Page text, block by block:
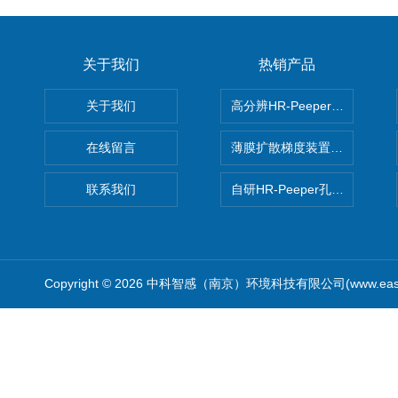
关于我们
关于我们
在线留言
联系我们
热销产品
高分辨HR-Peeper采样器孔隙
薄膜扩散梯度装置 Agl DGT
自研HR-Peeper孔隙水采样器
Copyright © 2026 中科智感（南京）环境科技有限公司